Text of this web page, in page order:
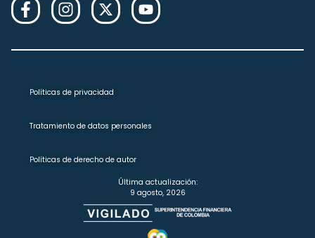
Políticas de privacidad
Tratamiento de datos personales
Políticas de derecho de autor
Última actualización:
9 agosto, 2026